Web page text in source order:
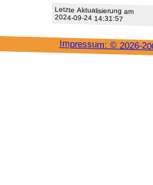
Letzte Aktu­alisie­rung am
2024-09-24 14:31:57
Impressum: © 2026-